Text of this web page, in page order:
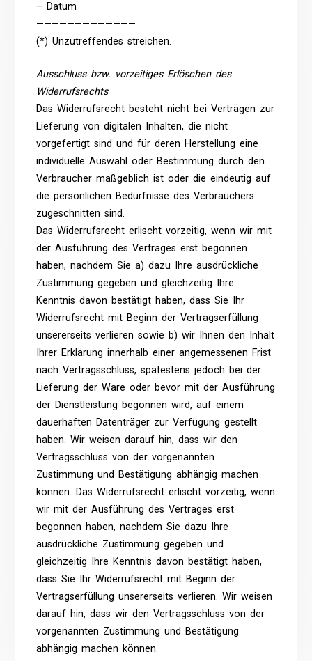
– Datum
—————————————
(*) Unzutreffendes streichen.
Ausschluss bzw. vorzeitiges Erlöschen des
Widerrufsrechts
Das Widerrufsrecht besteht nicht bei Verträgen zur
Lieferung von digitalen Inhalten, die nicht
vorgefertigt sind und für deren Herstellung eine
individuelle Auswahl oder Bestimmung durch den
Verbraucher maßgeblich ist oder die eindeutig auf
die persönlichen Bedürfnisse des Verbrauchers
zugeschnitten sind.
Das Widerrufsrecht erlischt vorzeitig, wenn wir mit
der Ausführung des Vertrages erst begonnen
haben, nachdem Sie a) dazu Ihre ausdrückliche
Zustimmung gegeben und gleichzeitig Ihre
Kenntnis davon bestätigt haben, dass Sie Ihr
Widerrufsrecht mit Beginn der Vertragserfüllung
unsererseits verlieren sowie b) wir Ihnen den Inhalt
Ihrer Erklärung innerhalb einer angemessenen Frist
nach Vertragsschluss, spätestens jedoch bei der
Lieferung der Ware oder bevor mit der Ausführung
der Dienstleistung begonnen wird, auf einem
dauerhaften Datenträger zur Verfügung gestellt
haben. Wir weisen darauf hin, dass wir den
Vertragsschluss von der vorgenannten
Zustimmung und Bestätigung abhängig machen
können. Das Widerrufsrecht erlischt vorzeitig, wenn
wir mit der Ausführung des Vertrages erst
begonnen haben, nachdem Sie dazu Ihre
ausdrückliche Zustimmung gegeben und
gleichzeitig Ihre Kenntnis davon bestätigt haben,
dass Sie Ihr Widerrufsrecht mit Beginn der
Vertragserfüllung unsererseits verlieren. Wir weisen
darauf hin, dass wir den Vertragsschluss von der
vorgenannten Zustimmung und Bestätigung
abhängig machen können.